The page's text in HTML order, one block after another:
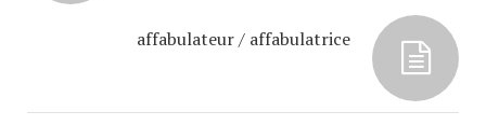
affabulateur / affabulatrice